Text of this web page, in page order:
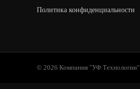
Политика конфиденциальности
© 2026 Компания "УФ Технологии"